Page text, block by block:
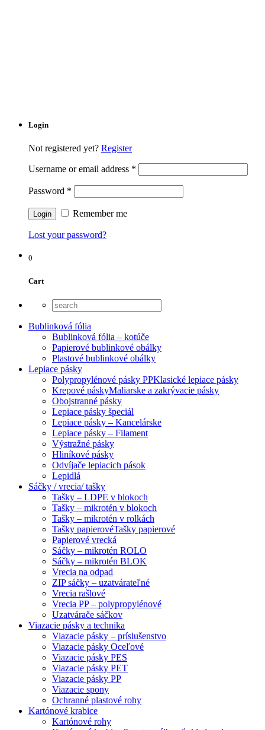
Login
Not registered yet? Register
Username or email address *
Password *
Remember me
Lost your password?
0
Cart
Bublinková fólia
Bublinková fólia – kotúče
Papierové bublinkové obálky
Plastové bublinkové obálky
Lepiace pásky
Polypropylénové pásky PPKlasické lepiace pásky
Krepové páskyMaliarske a zakrývacie pásky
Obojstranné pásky
Lepiace pásky špeciál
Lepiace pásky – Kancelárske
Lepiace pásky – Filament
Výstražné pásky
Hliníkové pásky
Odvíjače lepiacich pások
Lepidlá
Sáčky / vrecia/ tašky
Tašky – LDPE v blokoch
Tašky – mikrotén v blokoch
Tašky – mikrotén v rolkách
Tašky papierovéTašky papierové
Papierové vrecká
Sáčky – mikrotén ROLO
Sáčky – mikrotén BLOK
Vrecia na odpad
ZIP sáčky – uzatvárateľné
Vrecia rašlové
Vrecia PP – polypropylénové
Uzatvárače sáčkov
Viazacie pásky a technika
Viazacie pásky – príslušenstvo
Viazacie pásky Oceľové
Viazacie pásky PES
Viazacie pásky PET
Viazacie pásky PP
Viazacie spony
Ochranné plastové rohy
Kartónové krabice
Kartónové rohy